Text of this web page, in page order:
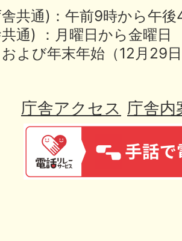
共通)：午前9時から午
通) ：月曜日から金曜日
よび年末年始（12月29
庁舎アクセス 庁舎内